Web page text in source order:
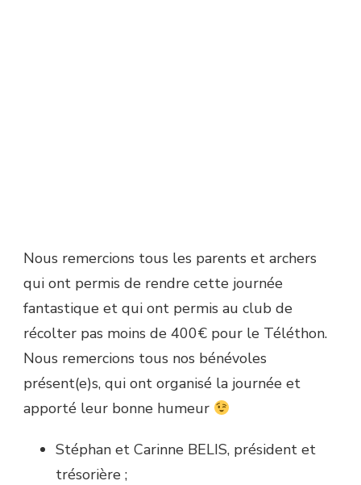
Nous remercions tous les parents et archers
qui ont permis de rendre cette journée
fantastique et qui ont permis au club de
récolter pas moins de 400€ pour le Téléthon.
Nous remercions tous nos bénévoles
présent(e)s, qui ont organisé la journée et
apporté leur bonne humeur
Stéphan et Carinne BELIS, président et
trésorière ;